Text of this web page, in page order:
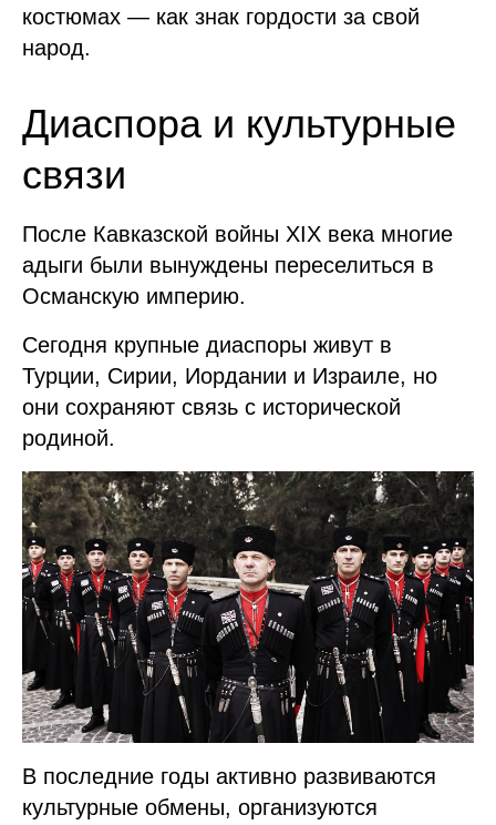
костюмах — как знак гордости за свой
народ.
Диаспора и культурные
связи
После Кавказской войны XIX века многие
адыги были вынуждены переселиться в
Османскую империю.
Сегодня крупные диаспоры живут в
Турции, Сирии, Иордании и Израиле, но
они сохраняют связь с исторической
родиной.
В последние годы активно развиваются
культурные обмены, организуются